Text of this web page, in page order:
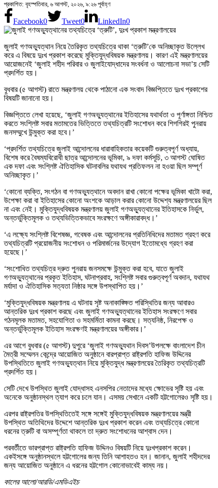
প্রকাশিত: বৃহস্পতিবার, ৬ আগস্ট, ২০২৬, ৯:২৬ পূর্বাহ্ণ
Facebook0 Tweet0 LinkedIn0
জুলাই গণঅভ্যুত্থান নিয়ে তৈরিকৃত তথ্যচিত্রে থাকা ‘ত্রুটি’কে অনিচ্ছাকৃত উল্লেখ
করে এ বিষয়ে দুঃখ প্রকাশ করেছে মুক্তিযুদ্ধবিষয়ক মন্ত্রণালয়। কারণ এই মন্ত্রণালয়ের
আয়োজনেই ‘জুলাই শহীদ পরিবার ও জুলাইযোদ্ধাদের সংবর্ধনা ও আলোচনা সভা’য় সেটি
প্রদর্শিত হয়।
বুধবার (৫ আগস্ট) রাতে মন্ত্রণালয় থেকে পাঠানো এক সংবাদ বিজ্ঞপ্তিতে দুঃখ প্রকাশের
বিষয়টি জানানো হয়।
বিজ্ঞপ্তিতে লেখা হয়েছে, ‘জুলাই গণঅভ্যুত্থানের ইতিহাসের যথার্থতা ও পূর্ণাঙ্গতা নিশ্চিত
করতে সংশ্লিষ্ট সবার মতামতের ভিত্তিতে তথ্যচিত্রটি সংশোধন করে শিগগিরই পুনরায়
জনসম্মুখে উন্মুক্ত করা হবে।’
‘প্রদর্শিত তথ্যচিত্রে জুলাই আন্দোলনের ধারাবাহিকতার কয়েকটি গুরুত্বপূর্ণ অধ্যায়,
বিশেষ করে বৈষম্যবিরোধী ছাত্র আন্দোলনের ভূমিকা, ৯ দফা কর্মসূচি, ৩ আগস্ট ঘোষিত
এক দফা এবং সংশ্লিষ্ট ঐতিহাসিক ঘটনাবলির যথাযথ প্রতিফলন না হওয়া ছিল সম্পূর্ণ
অনিচ্ছাকৃত।’
‘কোনো ব্যক্তি, সংগঠন বা গণঅভ্যুত্থানে অবদান রাখা কোনো পক্ষের ভূমিকা খাটো করা,
উপেক্ষা করা বা ইতিহাসের কোনো অংশকে আড়াল করার কোনো উদ্দেশ্য মন্ত্রণালয়ের ছিল
না এবং নেই। মুক্তিযুদ্ধবিষয়ক মন্ত্রণালয় জুলাই গণঅভ্যুত্থানের ইতিহাসকে নির্ভুল,
অন্তর্ভুক্তিমূলক ও তথ্যভিত্তিকভাবে সংরক্ষণে অঙ্গীকারাবদ্ধ।’
‘এ লক্ষ্যে সংশ্লিষ্ট বিশেষজ্ঞ, গবেষক এবং আন্দোলনের প্রতিনিধিদের মতামত গ্রহণ করে
তথ্যচিত্রটি প্রয়োজনীয় সংশোধন ও পরিমার্জনের উদ্যোগ ইতোমধ্যে গ্রহণ করা
হয়েছে।’
‘সংশোধিত তথ্যচিত্র দ্রুত পুনরায় জনসমক্ষে উন্মুক্ত করা হবে, যাতে জুলাই
গণঅভ্যুত্থানের প্রকৃত ইতিহাস, ঘটনাপ্রবাহ, সংশ্লিষ্ট সবার গুরুত্বপূর্ণ অবদান, যথাযথ
মর্যাদা ও ঐতিহাসিক সত্যতা নিষ্ঠার সঙ্গে উপস্থাপিত হয়।’
‘মুক্তিযুদ্ধবিষয়ক মন্ত্রণালয় এ ঘটনায় সৃষ্ট অনাকাঙ্ক্ষিত পরিস্থিতির জন্য আবারও
আন্তরিক দুঃখ প্রকাশ করছে এবং জুলাই গণঅভ্যুত্থানের ইতিহাস সংরক্ষণে সবার
গঠনমূলক মতামত, সহযোগিতা ও সহমর্মিতা কামনা করছে। সত্যনিষ্ঠ, নিরপেক্ষ ও
অন্তর্ভুক্তিমূলক ইতিহাস সংরক্ষণই মন্ত্রণালয়ের অঙ্গীকার।’
এর আগে বুধবার (৫ আগস্ট) দুপুরে ‘জুলাই গণঅভ্যুথান দিবস’উপলক্ষে বাংলাদেশ চীন
মৈত্রী সম্মেলন কেন্দ্রে আয়োজিত অনুষ্ঠানে বারপ্রাপ্ত রাষ্ট্রপতি হাফিজ উদ্দিনের
উপস্থিতিতে জুলাই গণঅভ্যুত্থান নিয়ে মুক্তিযুদ্ধ মন্ত্রণালয়ের তৈরিকৃত তথ্যচিত্রটি
প্রদর্শিত হয়।
সেটি দেখে উপস্থিত জুলাই যোদ্ধাসহ এনসপির নেতাদের মধ্যে ক্ষোভের সৃষ্টি হয় এবং
অনেকে অনুষ্ঠানস্থল ত্যাগ করে চলে যান। এসময় সেখানে একটি হট্টগোলেরও সৃষ্টি হয়।
এরপর রাষ্ট্রপতির উপস্থিতিতেই সঙ্গে সঙ্গেই মুক্তিযুদ্ধবিষয়ক মন্ত্রণালয়ের মন্ত্রী
উপস্থিত অতিথিদের উদ্দেশে আন্তরিক দুঃখ প্রকাশ করেন এবং তথ্যচিত্রে কোনো
ধরনের ত্রুটি বা অসম্পূর্ণতা থাকলে তা দ্রুত সংশোধনের আশ্বাস দেন।
পরবর্তীতে ভারপ্রাপ্ত রাষ্ট্রপতি হাফিজ উদ্দিনও বিষয়টি নিয়ে দুঃখপ্রকাশ করেন।
একইসঙ্গে অনুষ্ঠানস্থলে হট্টগোলের জন্য তিনি আশাহতও হন। জানান, জুলাই শহীদদের
জন্য আয়োজিত অনুষ্ঠানে এ ধরনের হট্টগোল কোনোভাবেই কাম্য নয়।
কালের আলো/আরডি/এমডিএইচ